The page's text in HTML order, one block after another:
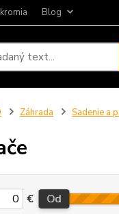
Blog
Záhrada Sadenie a
€ Od